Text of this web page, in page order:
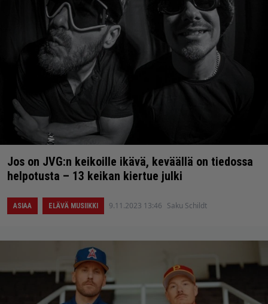
Jos on JVG:n keikoille ikävä, keväällä on tiedossa
helpotusta – 13 keikan kiertue julki
ASIAA ELÄVÄ MUSIIKKI 9.11.2023 13:46 Saku Schildt